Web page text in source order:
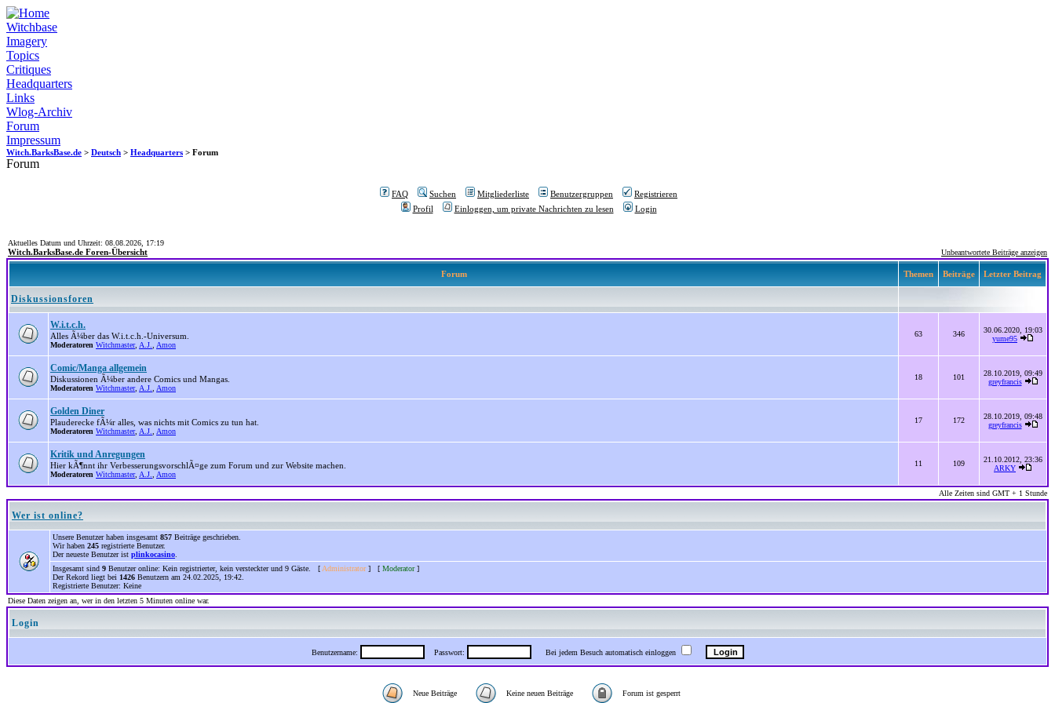
Witchbase
Imagery
Topics
Critiques
Headquarters
Links
Wlog-Archiv
Forum
Impressum
Witch.BarksBase.de > Deutsch > Headquarters > Forum
Forum
FAQ Suchen Mitgliederliste Benutzergruppen
Registrieren
Profil
Einloggen, um private Nachrichten zu lesen Login
Aktuelles Datum und Uhrzeit: 08.08.2026, 17:19
Witch.BarksBase.de Foren-Übersicht Unbeantwortete Beiträge anzeigen
Forum Themen Beiträge Letzter Beitrag
Diskussionsforen
W.i.t.c.h.
Alles Ã¼ber das W.i.t.c.h.-Universum.
Moderatoren Witchmaster, A.J. Amon
63 346
30.06.2020, 19:03
yume95
Comic/Manga allgemein
Diskussionen Ã¼ber andere Comics und Mangas.
Moderatoren Witchmaster, A.J. Amon
18 101
28.10.2019, 09:49
greyfrancis
Golden Diner
Plauderecke fÃ¼r alles, was nichts mit Comics zu tun hat.
Moderatoren Witchmaster, A.J. Amon
17 172
28.10.2019, 09:48
greyfrancis
Kritik und Anregungen
Hier kÃ¶nnt ihr VerbesserungsvorschlÃ¤ge zum Forum und zur Website machen.
Moderatoren Witchmaster, A.J. Amon
11 109
21.10.2012, 23:36
ARKY
Alle Zeiten sind GMT + 1 Stunde
Wer ist online?
Unsere Benutzer haben insgesamt 857 Beiträge geschrieben.
Wir haben 245 registrierte Benutzer.
Der neueste Benutzer ist plinkocasino
Insgesamt sind 9 Benutzer online: Kein registrierter, kein versteckter und 9 Gäste. [ Administrator] [ Moderator]
Der Rekord liegt bei 1426 Benutzern am 24.02.2025, 19:42.
Registrierte Benutzer: Keine
Diese Daten zeigen an, wer in den letzten 5 Minuten online war.
Login
Benutzername: Passwort: Bei jedem Besuch automatisch einloggen
Neue Beiträge Keine neuen Beiträge Forum ist gesperrt